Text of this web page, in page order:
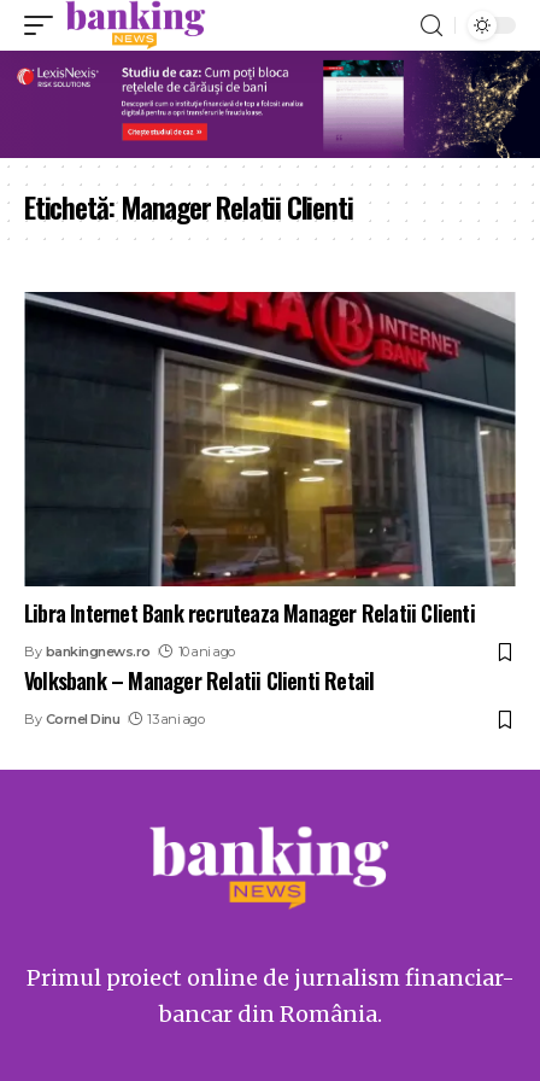
Etichetă:Manager Relatii Clienti
Libra Internet Bank recruteaza Manager Relatii Clienti
By bankingnews.ro 10 ani ago
Volksbank – Manager Relatii Clienti Retail
By Cornel Dinu 13 ani ago
Primul proiect online de jurnalism financiar-
bancar din România.